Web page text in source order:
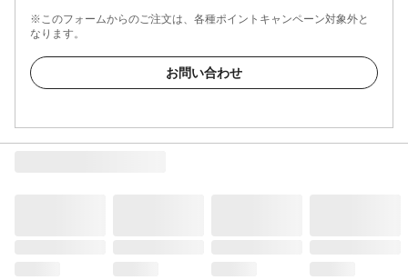
※このフォームからのご注文は、各種ポイントキャンペーン対象外と
なります。
お問い合わせ